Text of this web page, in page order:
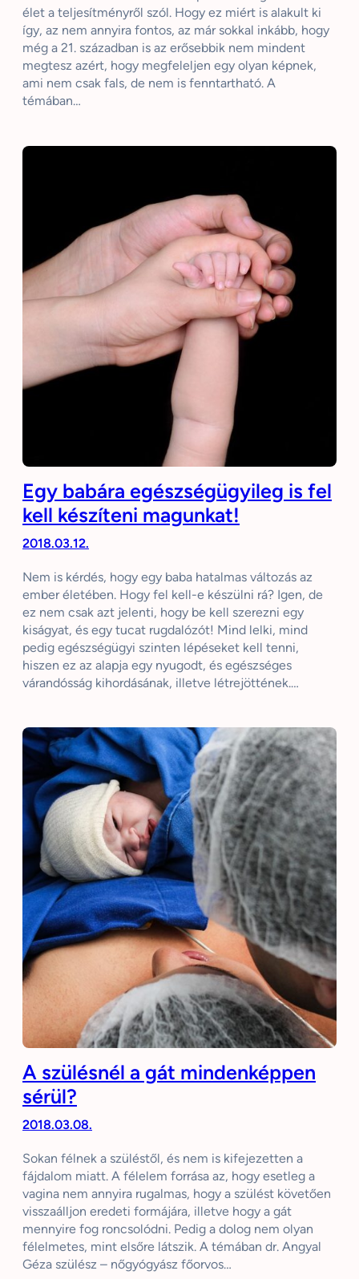
élet a teljesítményről szól. Hogy ez miért is alakult ki
így, az nem annyira fontos, az már sokkal inkább, hogy
még a 21. században is az erősebbik nem mindent
megtesz azért, hogy megfeleljen egy olyan képnek,
ami nem csak fals, de nem is fenntartható. A
témában…
Egy babára egészségügyileg is fel
kell készíteni magunkat!
2018.03.12.
Nem is kérdés, hogy egy baba hatalmas változás az
ember életében. Hogy fel kell-e készülni rá? Igen, de
ez nem csak azt jelenti, hogy be kell szerezni egy
kiságyat, és egy tucat rugdalózót! Mind lelki, mind
pedig egészségügyi szinten lépéseket kell tenni,
hiszen ez az alapja egy nyugodt, és egészséges
várandósság kihordásának, illetve létrejöttének.…
A szülésnél a gát mindenképpen
sérül?
2018.03.08.
Sokan félnek a szüléstől, és nem is kifejezetten a
fájdalom miatt. A félelem forrása az, hogy esetleg a
vagina nem annyira rugalmas, hogy a szülést követően
visszaálljon eredeti formájára, illetve hogy a gát
mennyire fog roncsolódni. Pedig a dolog nem olyan
félelmetes, mint elsőre látszik. A témában dr. Angyal
Géza szülész – nőgyógyász főorvos…